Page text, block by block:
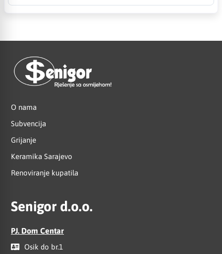
O nama
Subvencija
Grijanje
Keramika Sarajevo
Renoviranje kupatila
Senigor d.o.o.
PJ. Dom Centar
Osik do br.1